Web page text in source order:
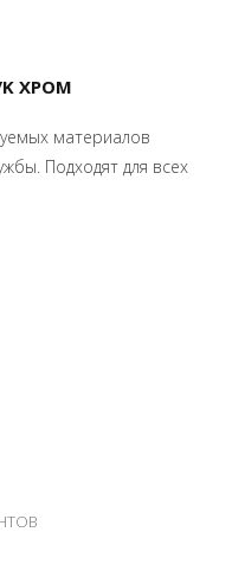
ХРОМ
материалов
Подходят для всех